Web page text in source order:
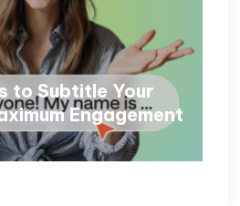
to Subtitle Your
Engagement